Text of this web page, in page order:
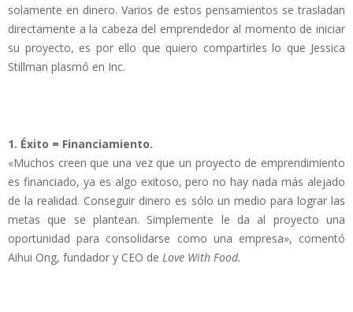
solamente en dinero. Varios de estos pensamientos se trasladan
directamente a la cabeza del emprendedor al momento de iniciar
su proyecto, es por ello que quiero compartirles lo que Jessica
Stillman plasmó en Inc.
1. Éxito = Financiamiento.
«Muchos creen que una vez que un proyecto de emprendimiento
es financiado, ya es algo exitoso, pero no hay nada más alejado
de la realidad. Conseguir dinero es sólo un medio para lograr las
metas que se plantean. Simplemente le da al proyecto una
oportunidad para consolidarse como una empresa», comentó
Aihui Ong, fundador y CEO de Love With Food.